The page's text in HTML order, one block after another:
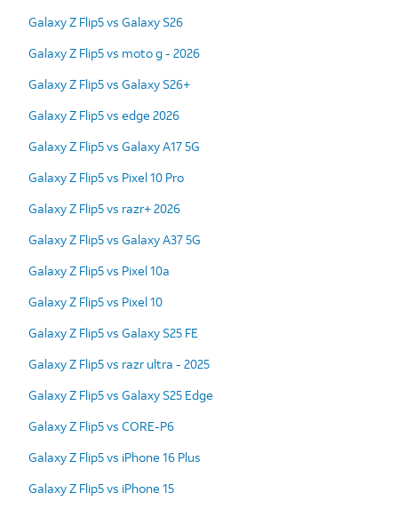
Galaxy Z Flip5 vs Galaxy S26
Galaxy Z Flip5 vs moto g - 2026
Galaxy Z Flip5 vs Galaxy S26+
Galaxy Z Flip5 vs edge 2026
Galaxy Z Flip5 vs Galaxy A17 5G
Galaxy Z Flip5 vs Pixel 10 Pro
Galaxy Z Flip5 vs razr+ 2026
Galaxy Z Flip5 vs Galaxy A37 5G
Galaxy Z Flip5 vs Pixel 10a
Galaxy Z Flip5 vs Pixel 10
Galaxy Z Flip5 vs Galaxy S25 FE
Galaxy Z Flip5 vs razr ultra - 2025
Galaxy Z Flip5 vs Galaxy S25 Edge
Galaxy Z Flip5 vs CORE-P6
Galaxy Z Flip5 vs iPhone 16 Plus
Galaxy Z Flip5 vs iPhone 15